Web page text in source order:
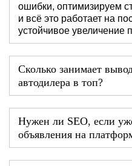
ошибки, оптимизируем
и всё это работает на
устойчивое увеличение
Сколько занимает
автодилера в топ?
Нужен ли SEO, если
объявления на